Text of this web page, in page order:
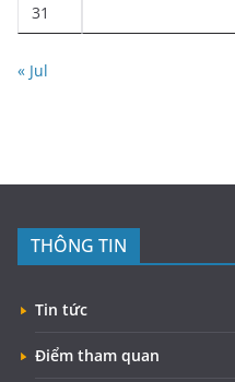
31
« Jul
THÔNG TIN
Tin tức
Điểm tham quan